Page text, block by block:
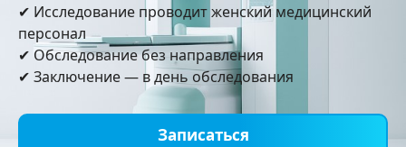
✔ Исследование проводит женский медицинский
персонал
✔ Обследование без направления
✔ Заключение — в день обследования
Записаться